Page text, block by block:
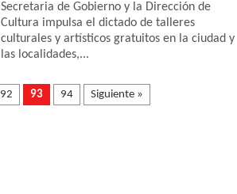
Secretaria de Gobierno y la Dirección de
Cultura impulsa el dictado de talleres
culturales y artísticos gratuitos en la ciudad y
las localidades,...
92 93 94 Siguiente »